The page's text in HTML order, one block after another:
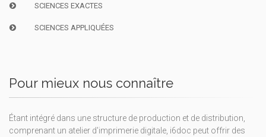
SCIENCES EXACTES
SCIENCES APPLIQUÉES
Pour mieux nous connaître
Étant intégré dans une structure de production et de distribution,
comprenant un atelier d'imprimerie digitale, i6doc peut offrir des